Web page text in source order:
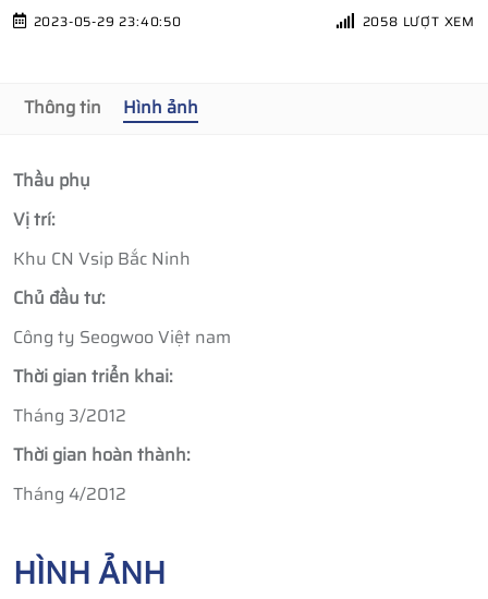
2023-05-29 23:40:50 2058 LƯỢT XEM
Thông tin Hình ảnh
Thầu phụ
Vị trí:
Khu CN Vsip Bắc Ninh
Chủ đầu tư:
Công ty Seogwoo Việt nam
Thời gian triển khai:
Tháng 3/2012
Thời gian hoàn thành:
Tháng 4/2012
HÌNH ẢNH